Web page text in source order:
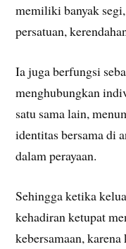
memiliki banyak
persatuan,
Ia juga berfungsi
menghubungkan
satu sama lain,
identitas bersama di
dalam perayaan.
Sehingga ketika
kehadiran ketupat
kebersamaan,